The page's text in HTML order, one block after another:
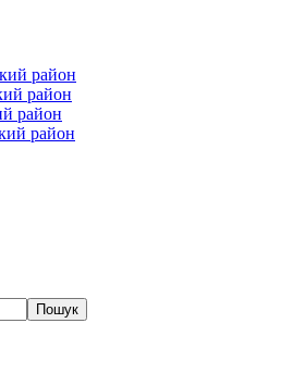
район
район
район
район